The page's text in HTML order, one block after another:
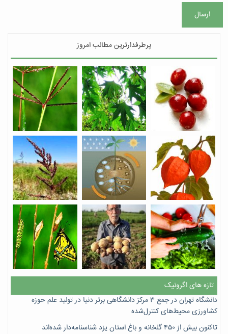
ارسال
پرطرفدارترین مطالب امروز
تازه های اگرونیک
دانشگاه تهران در جمع ۳ مرکز دانشگاهی برتر دنیا در تولید علم حوزه
کشاورزی محیط‌های کنترل‌شده
تاکنون بیش از ۴۵۰ گلخانه و باغ استان یزد شناسنامه‌دار شده‌اند